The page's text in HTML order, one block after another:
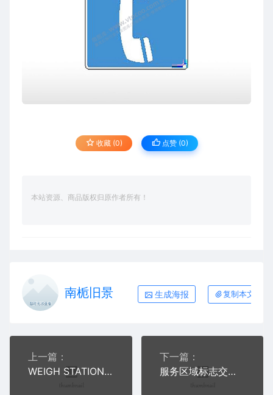
收藏 (0) 点赞 (0)
本站资源、商品版权归原作者所有！
南栀旧景 生成海报 复制本文链接
上一篇：
WEIGH STATION称重站在右边交通标志公共标志
下一篇：
服务区域标志交通标志公共标志AI8.0格式激光打标文件通用矢量图